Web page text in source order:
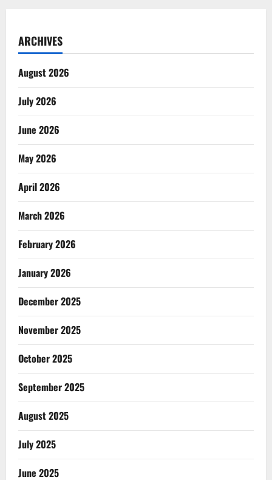
ARCHIVES
August 2026
July 2026
June 2026
May 2026
April 2026
March 2026
February 2026
January 2026
December 2025
November 2025
October 2025
September 2025
August 2025
July 2025
June 2025